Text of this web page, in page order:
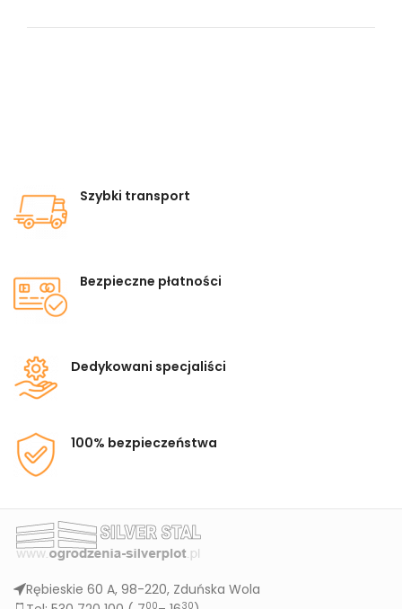
Szybki transport
Bezpieczne płatności
Dedykowani specjaliści
100% bezpieczeństwa
Rębieskie 60 A, 98-220, Zduńska Wola
00 30